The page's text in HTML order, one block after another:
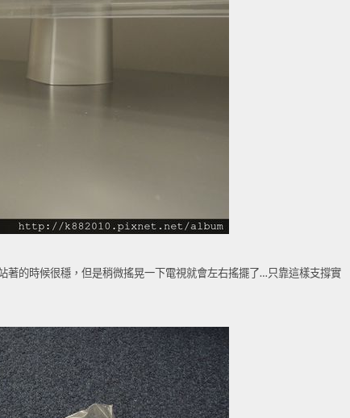
的時候很穩，但是稍微搖晃一下電視就會左右搖擺了…只靠這樣支撐實